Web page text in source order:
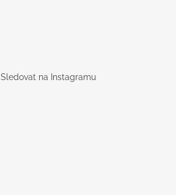
Sledovat na Instagramu